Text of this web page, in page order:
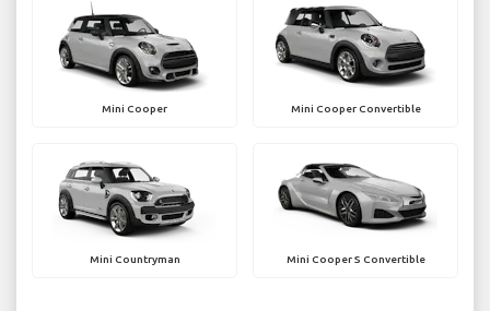
Mini Cooper Mini Cooper Convertible
Mini Countryman Mini Cooper S Convertible